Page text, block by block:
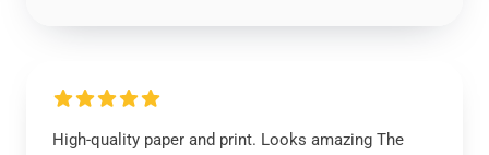
High-quality paper and print. Looks amazing The